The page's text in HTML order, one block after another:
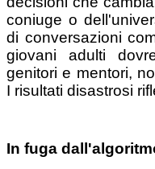
coniuge o
di conversazioni
giovani adulti
genitori e mentori,
I risultati disastrosi
In fuga